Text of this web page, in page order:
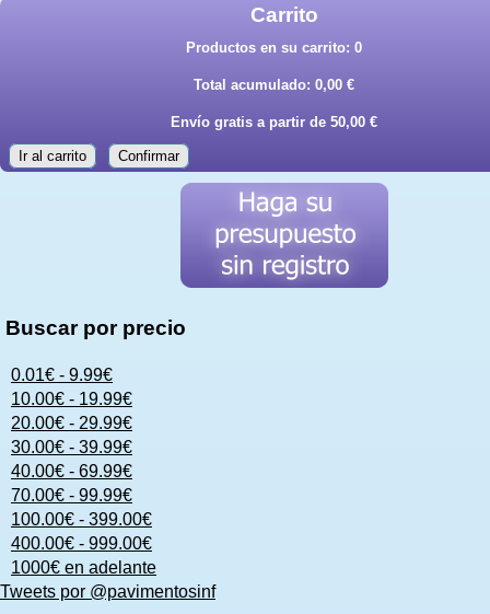
Carrito
Productos en su carrito: 0
Total acumulado: 0,00 €
Envío gratis a partir de 50,00 €
Ir al carrito Confirmar
Buscar por precio
0.01€ - 9.99€
10.00€ - 19.99€
20.00€ - 29.99€
30.00€ - 39.99€
40.00€ - 69.99€
70.00€ - 99.99€
100.00€ - 399.00€
400.00€ - 999.00€
1000€ en adelante
Tweets por @pavimentosinf